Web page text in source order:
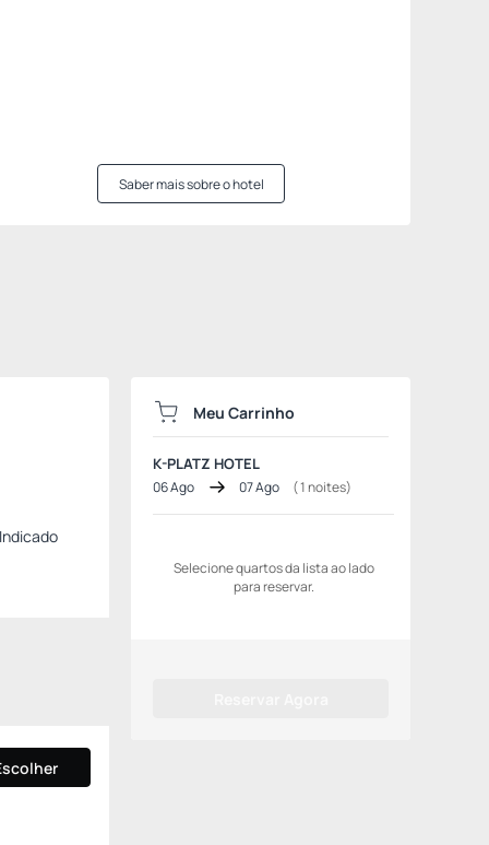
Saber mais sobre o hotel
Meu Carrinho
K-PLATZ HOTEL
06 Ago 07 Ago (1noites)
Selecione quartos da lista ao lado
para reservar.